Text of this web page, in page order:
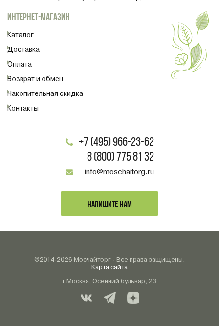
ИНТЕРНЕТ-МАГАЗИН
Каталог
Доставка
Оплата
Возврат и обмен
Накопительная скидка
Контакты
+7 (495) 966-23-62
8 (800) 775 81 32
info@moschaitorg.ru
НАПИШИТЕ НАМ
©2014-2026 Мосчайторг - Все права защищены.
Карта сайта
г.Москва, Осенний бульвар, 23